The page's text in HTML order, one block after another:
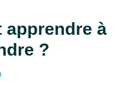
apprendre à
?